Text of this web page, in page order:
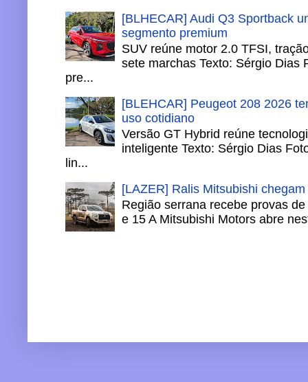
[BLHECAR] Audi Q3 Sportback
segmento premium
SUV reúne motor 2.0 TFSI,
sete marchas Texto: Sérgio Dias
pre...
[BLEHCAR] Peugeot 208 2026
uso cotidiano
Versão GT Hybrid reúne
inteligente Texto: Sérgio Dias
lin...
[LAZER] Ralis Mitsubishi
Região serrana recebe provas
e 15 A Mitsubishi Motors abre